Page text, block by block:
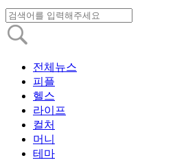
전체뉴스
피플
헬스
라이프
컬처
머니
테마